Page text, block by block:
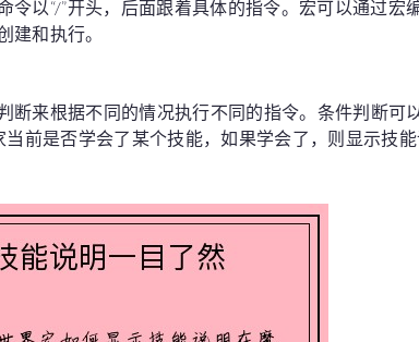
令以“/”开头，后面跟着具体的指令。宏可以通过宏
建和执行。
断来根据不同的情况执行不同的指令。条件判断可
前是否学会了某个技能，如果学会了，则显示技能